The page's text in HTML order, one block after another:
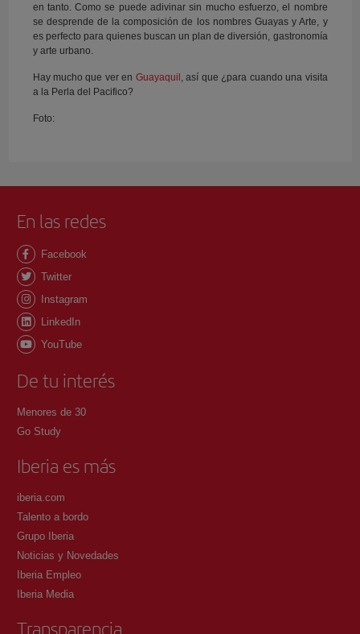
en tanto. Como se puede adivinar sin mucho esfuerzo, el nombre
se desprende de la composición de los nombres Guayas y Arte, y
es perfecto para quienes buscan un plan de diversión, gastronomía
y arte urbano.
Hay mucho que ver en Guayaquil , así que ¿para cuando una visita
a la Perla del Pacifico?
Foto:
En las redes
Facebook
Twitter
Instagram
LinkedIn
YouTube
De tu interés
Menores de 30
Go Study
Iberia es más
iberia.com
Talento a bordo
Grupo Iberia
Noticias y Novedades
Iberia Empleo
Iberia Media
Transparencia